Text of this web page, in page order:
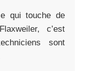
qui touche de
c’est
sont